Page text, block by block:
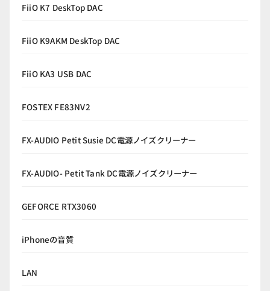
FiiO K7 DeskTop DAC
FiiO K9AKM DeskTop DAC
FiiO KA3 USB DAC
FOSTEX FE83NV2
FX-AUDIO Petit Susie DC電源ノイズクリーナー
FX-AUDIO- Petit Tank DC電源ノイズクリーナー
GEFORCE RTX3060
iPhoneの音質
LAN